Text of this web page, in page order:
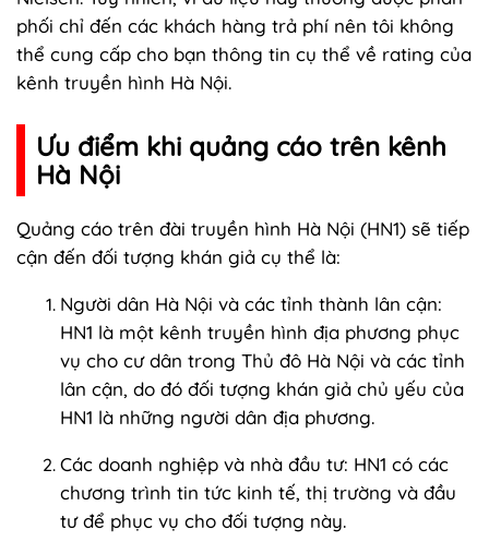
phối chỉ đến các khách hàng trả phí nên tôi không
thể cung cấp cho bạn thông tin cụ thể về rating của
kênh truyền hình Hà Nội.
Ưu điểm khi quảng cáo trên kênh
Hà Nội
Quảng cáo trên đài truyền hình Hà Nội (HN1) sẽ tiếp
cận đến đối tượng khán giả cụ thể là:
Người dân Hà Nội và các tỉnh thành lân cận:
HN1 là một kênh truyền hình địa phương phục
vụ cho cư dân trong Thủ đô Hà Nội và các tỉnh
lân cận, do đó đối tượng khán giả chủ yếu của
HN1 là những người dân địa phương.
Các doanh nghiệp và nhà đầu tư: HN1 có các
chương trình tin tức kinh tế, thị trường và đầu
tư để phục vụ cho đối tượng này.